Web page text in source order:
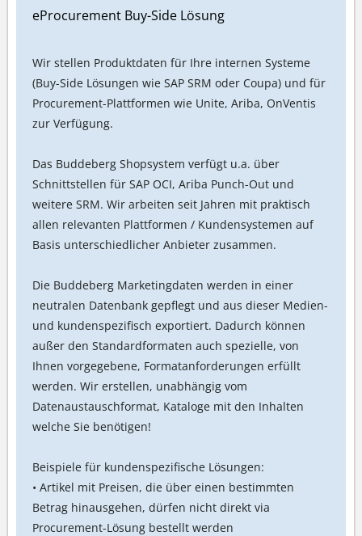
eProcurement Buy-Side Lösung
Wir stellen Produktdaten für Ihre internen Systeme
(Buy-Side Lösungen wie SAP SRM oder Coupa) und für
Procurement-Plattformen wie Unite, Ariba, OnVentis
zur Verfügung.
Das Buddeberg Shopsystem verfügt u.a. über
Schnittstellen für SAP OCI, Ariba Punch-Out und
weitere SRM. Wir arbeiten seit Jahren mit praktisch
allen relevanten Plattformen / Kundensystemen auf
Basis unterschiedlicher Anbieter zusammen.
Die Buddeberg Marketingdaten werden in einer
neutralen Datenbank gepflegt und aus dieser Medien-
und kundenspezifisch exportiert. Dadurch können
außer den Standardformaten auch spezielle, von
Ihnen vorgegebene, Formatanforderungen erfüllt
werden. Wir erstellen, unabhängig vom
Datenaustauschformat, Kataloge mit den Inhalten
welche Sie benötigen!
Beispiele für kundenspezifische Lösungen:
• Artikel mit Preisen, die über einen bestimmten
Betrag hinausgehen, dürfen nicht direkt via
Procurement-Lösung bestellt werden